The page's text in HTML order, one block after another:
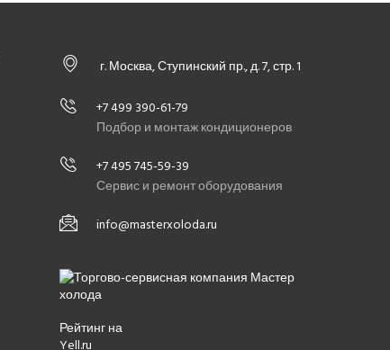
г. Москва, Ступинский пр., д. 7, стр. 1
+7 499 390-61-79
Подбор и монтаж кондиционеров
+7 495 745-59-39
Сервис и ремонт оборудования
info@masterxoloda.ru
Рейтинг на
Yell.ru